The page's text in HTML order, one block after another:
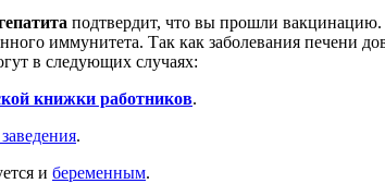
подтвердит, что вы прошли вакцинацию.
иммунитета. Так как заболевания печени
в следующих случаях:
книжки работников.
.
и беременным.